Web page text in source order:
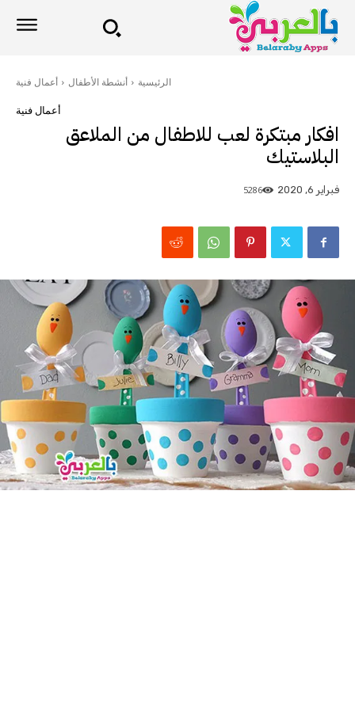
الرئيسية أنشطة الأطفال أعمال فنية
أعمال فنية
افكار مبتكرة لعب للاطفال من الملاعق
البلاستيك
فبراير 6, 2020 5286